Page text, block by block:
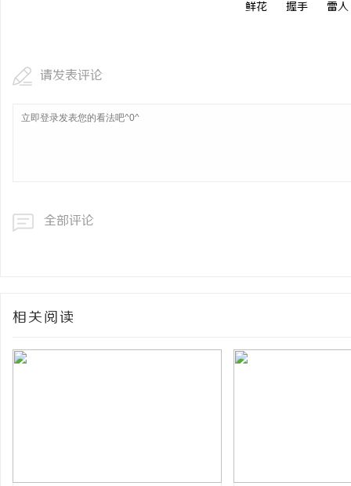
鲜花 握手 雷人
请发表评论
全部评论
相关阅读